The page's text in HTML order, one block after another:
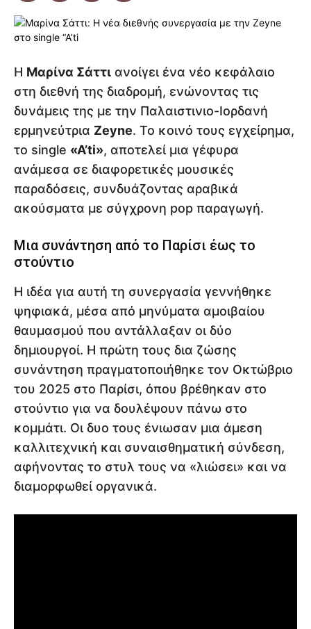
Η Μαρίνα Σάττι ανοίγει ένα νέο κεφάλαιο
στη διεθνή της διαδρομή, ενώνοντας τις
δυνάμεις της με την Παλαιστινιο-Ιορδανή
ερμηνεύτρια Zeyne. Το κοινό τους εγχείρημα,
το single «A’ti», αποτελεί μια γέφυρα
ανάμεσα σε διαφορετικές μουσικές
παραδόσεις, συνδυάζοντας αραβικά
ακούσματα με σύγχρονη pop παραγωγή.
Μια συνάντηση από το Παρίσι έως το
στούντιο
Η ιδέα για αυτή τη συνεργασία γεννήθηκε
ψηφιακά, μέσα από μηνύματα αμοιβαίου
θαυμασμού που αντάλλαξαν οι δύο
δημιουργοί. Η πρώτη τους δια ζώσης
συνάντηση πραγματοποιήθηκε τον Οκτώβριο
του 2025 στο Παρίσι, όπου βρέθηκαν στο
στούντιο για να δουλέψουν πάνω στο
κομμάτι. Οι δυο τους ένιωσαν μια άμεση
καλλιτεχνική και συναισθηματική σύνδεση,
αφήνοντας το στυλ τους να «λιώσει» και να
διαμορφωθεί οργανικά.